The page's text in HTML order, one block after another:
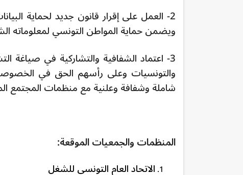
2- العمل على إقرار قانون جديد لحماية
ويضمن حماية المواطن التونسي لمعلوماته
3- اعتماد الشفافية والتشاركية في صياغة
والتونسيات وعلى رأسهم الحق في
شاملة وشفافة وعلنية مع منظمات المجتمع
المنظمات والجمعيات الموقعة:
الاتحاد العام التونسي للشغل